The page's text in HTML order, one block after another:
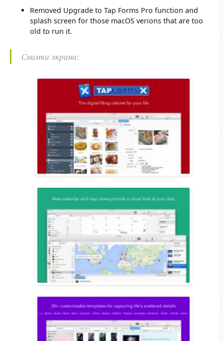
Removed Upgrade to Tap Forms Pro function and
splash screen for those macOS verions that are too
old to run it.
Снимки экрана: